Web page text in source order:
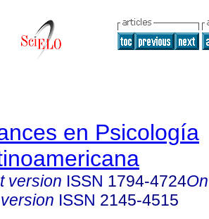
en Psicología
version ISSN 1794-4724
ISSN 2145-4515